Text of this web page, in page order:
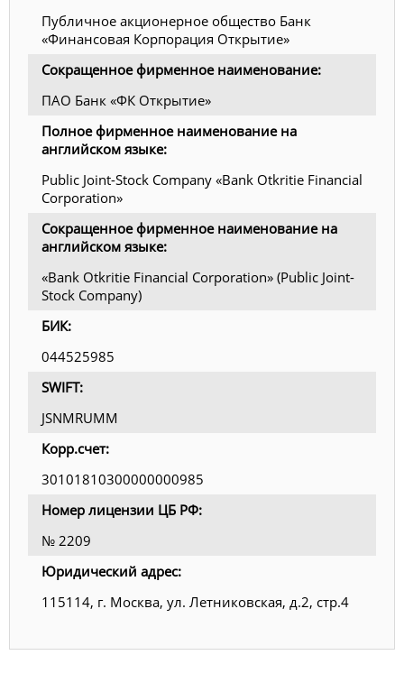
Публичное акционерное общество Банк
«Финансовая Корпорация Открытие»
Сокращенное фирменное наименование:
ПАО Банк «ФК Открытие»
Полное фирменное наименование на
английском языке:
Public Joint-Stock Company «Bank Otkritie Financial
Corporation»
Сокращенное фирменное наименование на
английском языке:
«Bank Otkritie Financial Corporation» (Public Joint-
Stock Company)
БИК:
044525985
SWIFT:
JSNMRUMM
Корр.счет:
30101810300000000985
Номер лицензии ЦБ РФ:
№ 2209
Юридический адрес:
115114, г. Москва, ул. Летниковская, д.2, стр.4